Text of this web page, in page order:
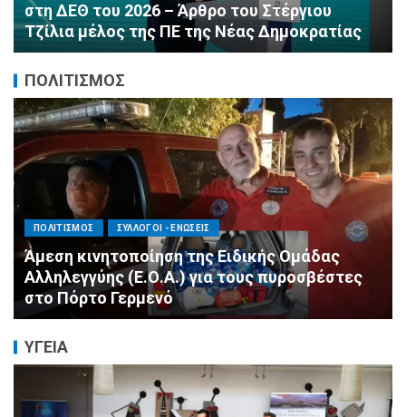
Μέγαρα από τη ΔΕΕΠ Α’ Αθηνών ΝΔ και τη 2η
ΔΗΜ.Τ.Ο.
ΠΟΛΙΤΙΣΜΟΣ
ΠΟΛΙΤΙΣΜΟΣ ΣΥΛΛΟΓΟΙ - ΕΝΩΣΕΙΣ
Η Πράξη Αγάπης εξόπλισε το νέο
Παιδοενδοκρινολογικό Ιατρείο της Δ’
Παιδιατρικής Κλινικής του ΑΠΘ στο
Νοσοκομείο Παπαγεωργίου
ΥΓΕΙΑ